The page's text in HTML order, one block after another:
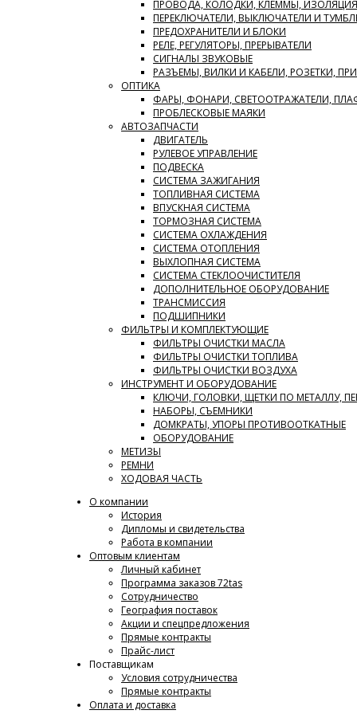
ПРОВОДА, КОЛОДКИ, КЛЕММЫ, ИЗОЛЯЦИЯ
ПЕРЕКЛЮЧАТЕЛИ, ВЫКЛЮЧАТЕЛИ И
ПРЕДОХРАНИТЕЛИ И БЛОКИ
РЕЛЕ, РЕГУЛЯТОРЫ, ПРЕРЫВАТЕЛИ
СИГНАЛЫ ЗВУКОВЫЕ
РАЗЪЕМЫ, ВИЛКИ И КАБЕЛИ, РОЗЕТКИ,
ОПТИКА
ФАРЫ, ФОНАРИ, СВЕТООТРАЖАТЕЛИ,
ПРОБЛЕСКОВЫЕ МАЯКИ
АВТОЗАПЧАСТИ
ДВИГАТЕЛЬ
РУЛЕВОЕ УПРАВЛЕНИЕ
ПОДВЕСКА
СИСТЕМА ЗАЖИГАНИЯ
ТОПЛИВНАЯ СИСТЕМА
ВПУСКНАЯ СИСТЕМА
ТОРМОЗНАЯ СИСТЕМА
СИСТЕМА ОХЛАЖДЕНИЯ
СИСТЕМА ОТОПЛЕНИЯ
ВЫХЛОПНАЯ СИСТЕМА
СИСТЕМА СТЕКЛООЧИСТИТЕЛЯ
ДОПОЛНИТЕЛЬНОЕ ОБОРУДОВАНИЕ
ТРАНСМИССИЯ
ПОДШИПНИКИ
ФИЛЬТРЫ И КОМПЛЕКТУЮЩИЕ
ФИЛЬТРЫ ОЧИСТКИ МАСЛА
ФИЛЬТРЫ ОЧИСТКИ ТОПЛИВА
ФИЛЬТРЫ ОЧИСТКИ ВОЗДУХА
ИНСТРУМЕНТ И ОБОРУДОВАНИЕ
КЛЮЧИ, ГОЛОВКИ, ЩЕТКИ ПО МЕТАЛЛУ,
НАБОРЫ, СЪЕМНИКИ
ДОМКРАТЫ, УПОРЫ ПРОТИВООТКАТНЫЕ
ОБОРУДОВАНИЕ
МЕТИЗЫ
РЕМНИ
ХОДОВАЯ ЧАСТЬ
О компании
История
Дипломы и свидетельства
Работа в компании
Оптовым клиентам
Личный кабинет
Программа заказов 72tas
Сотрудничество
География поставок
Акции и спецпредложения
Прямые контракты
Прайс-лист
Поставщикам
Условия сотрудничества
Прямые контракты
Оплата и доставка